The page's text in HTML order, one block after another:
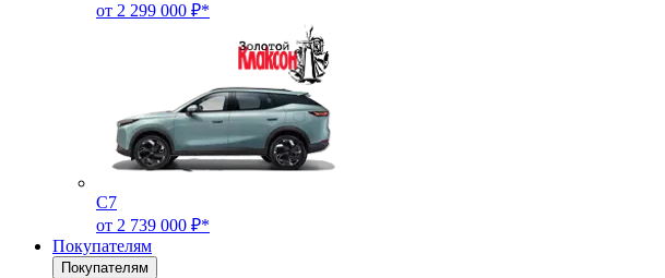
от 2 299 000 ₽*
C7
от 2 739 000 ₽*
Покупателям
Покупателям